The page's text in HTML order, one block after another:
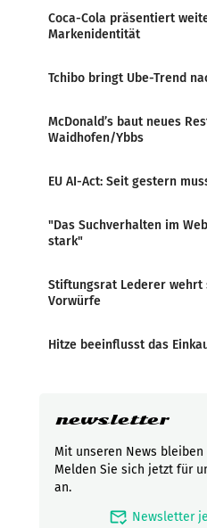
Coca-Cola präsentiert
Markenidentität
Tchibo bringt Ube-Trend
McDonald’s baut neues
Waidhofen/Ybbs
EU AI-Act: Seit gestern
"Das Suchverhalten im
stark"
Stiftungsrat Lederer wehrt
Vorwürfe
Hitze beeinflusst das
newsletter
Mit unseren News
Melden Sie sich jetzt für
an.
mark_email_read Newsletter